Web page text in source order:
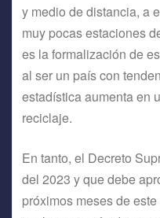
y medio de distancia, a
muy pocas estaciones
es la formalización de
al ser un país con
estadística aumenta en
reciclaje.
En tanto, el Decreto
del 2023 y que debe
próximos meses de